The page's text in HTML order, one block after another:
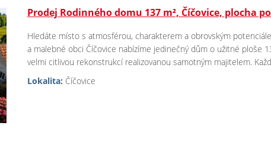
Prodej Rodinného domu 137 m², Číčovice, plocha
Hledáte místo s atmosférou, charakterem a obrovským
a malebné obci Číčovice nabízíme jedinečný dům o užitné ploše
velmi citlivou rekonstrukcí realizovanou samotným majitelem.
Lokalita: Číčovice